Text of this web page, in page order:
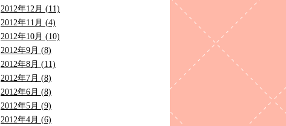
2012年12月 (11)
2012年11月 (4)
2012年10月 (10)
2012年9月 (8)
2012年8月 (11)
2012年7月 (8)
2012年6月 (8)
2012年5月 (9)
2012年4月 (6)